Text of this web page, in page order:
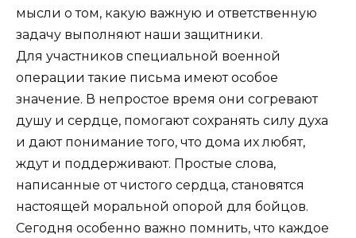
мысли о том, какую важную и ответственную
задачу выполняют наши защитники.
Для участников специальной военной
операции такие письма имеют особое
значение. В непростое время они согревают
душу и сердце, помогают сохранять силу духа
и дают понимание того, что дома их любят,
ждут и поддерживают. Простые слова,
написанные от чистого сердца, становятся
настоящей моральной опорой для бойцов.
Сегодня особенно важно помнить, что каждое